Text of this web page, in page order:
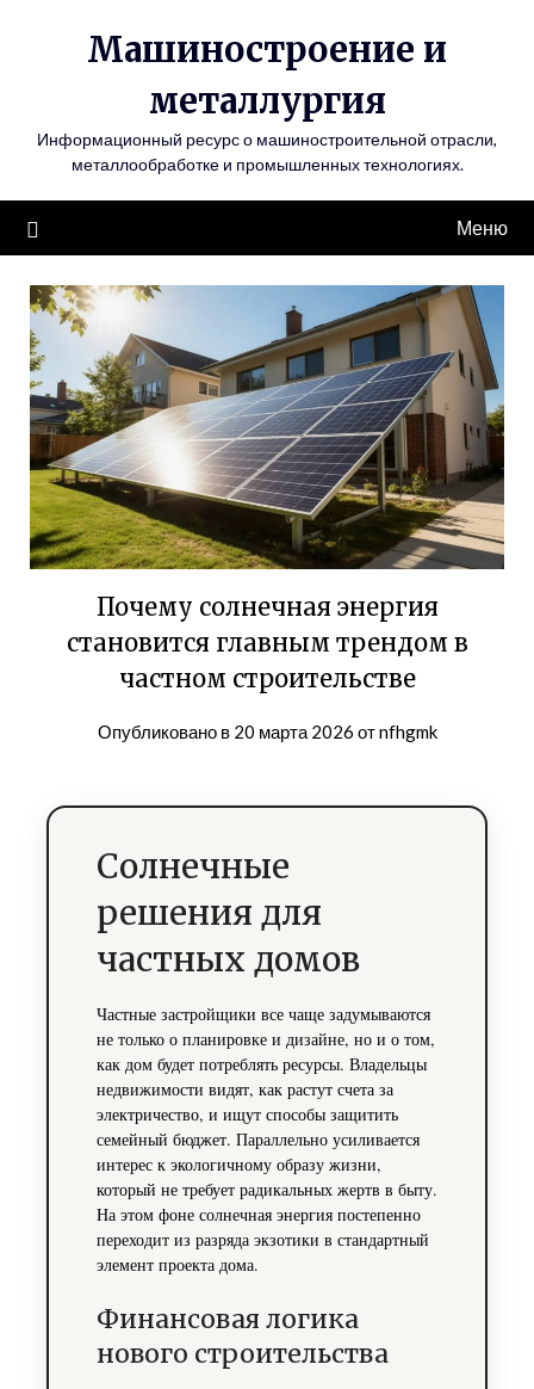
Машиностроение и
металлургия
Информационный ресурс о машиностроительной отрасли,
металлообработке и промышленных технологиях.
Меню
Почему солнечная энергия
становится главным трендом в
частном строительстве
Опубликовано в 20 марта 2026 отnfhgmk
Солнечные
решения для
частных домов
Частные застройщики все чаще задумываются
не только о планировке и дизайне, но и о том,
как дом будет потреблять ресурсы. Владельцы
недвижимости видят, как растут счета за
электричество, и ищут способы защитить
семейный бюджет. Параллельно усиливается
интерес к экологичному образу жизни,
который не требует радикальных жертв в быту.
На этом фоне солнечная энергия постепенно
переходит из разряда экзотики в стандартный
элемент проекта дома.
Финансовая логика
нового строительства